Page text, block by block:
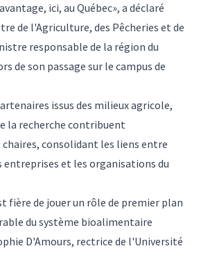
ici, au Québec», a déclaré
de l'Agriculture, des Pêcheries et de
responsable de la région du
de son passage sur le campus de
issus des milieux agricole,
la recherche contribuent
consolidant les liens entre
entreprises et les organisations du
fière de jouer un rôle de premier plan
du système bioalimentaire
D'Amours, rectrice de l'Université